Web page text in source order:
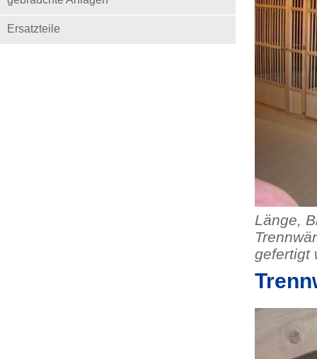
Länge,
gefertigt
Ersatzteile